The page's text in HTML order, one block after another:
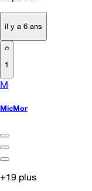
il y a 6 ans
1
M
MicMor
+19 plus